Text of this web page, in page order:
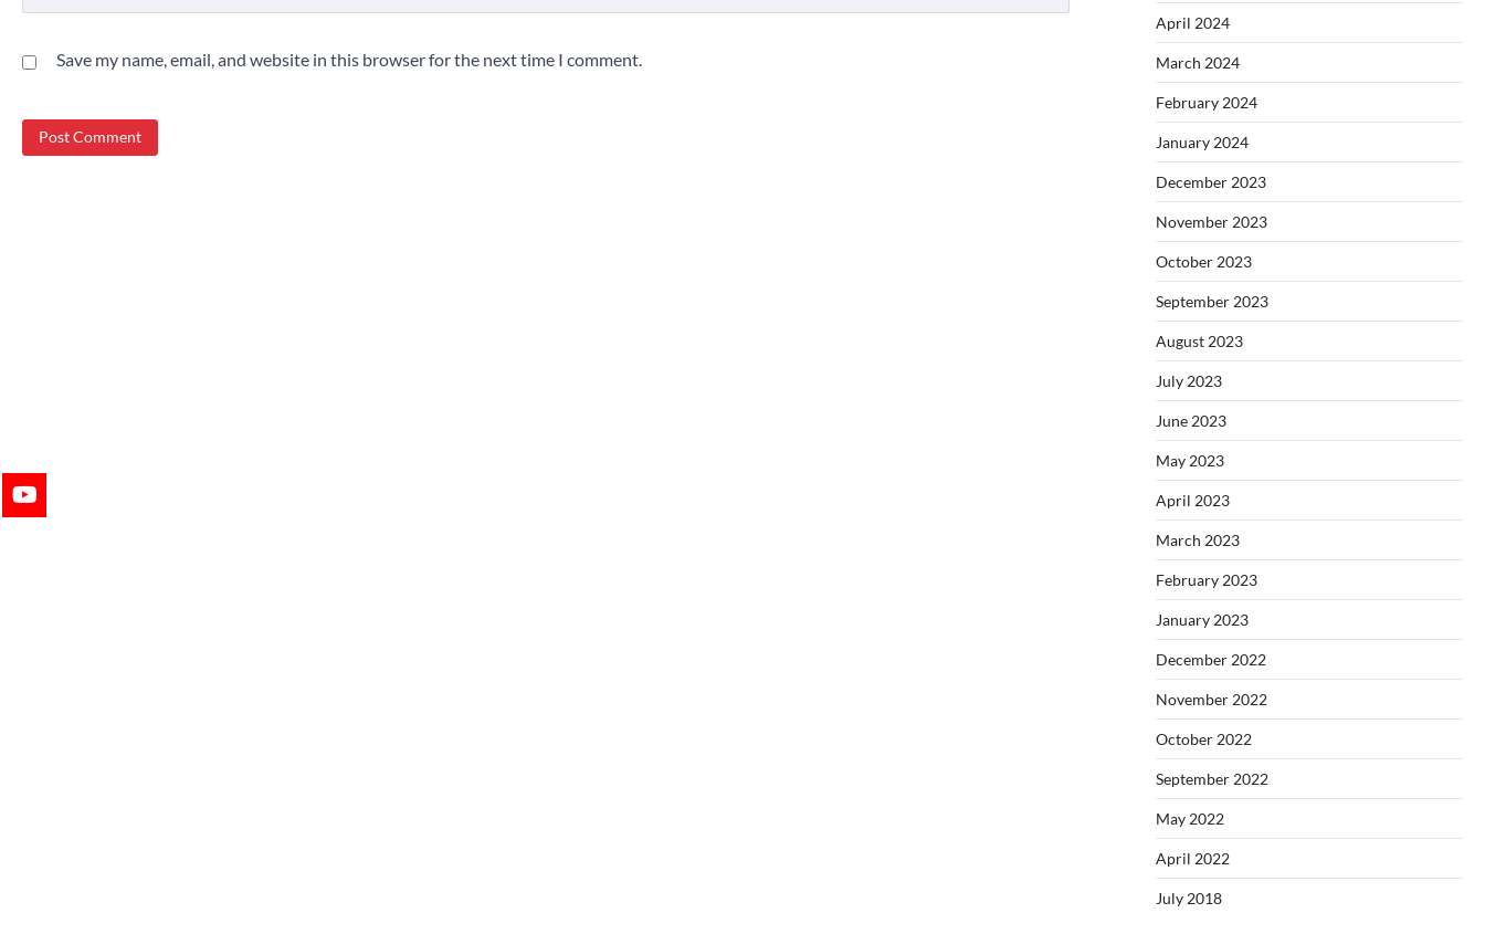
Save my name, email, and website in this browser for the next time I comment.
April 2024
March 2024
February 2024
January 2024
December 2023
November 2023
October 2023
September 2023
August 2023
July 2023
June 2023
May 2023
April 2023
March 2023
February 2023
January 2023
December 2022
November 2022
October 2022
September 2022
May 2022
April 2022
July 2018